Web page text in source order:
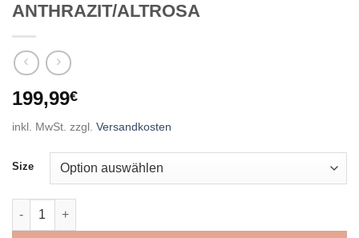
ANTHRAZIT/ALTROSA
199,99€
inkl. MwSt. zzgl. Versandkosten
Size
LOWA - OTTAWA GTX WS ANTHRAZIT/ALTROSA Menge